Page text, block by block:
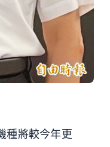
種將較今年更